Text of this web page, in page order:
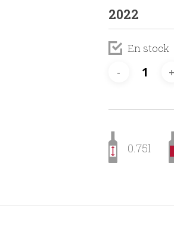
2022
En stock
0.75l